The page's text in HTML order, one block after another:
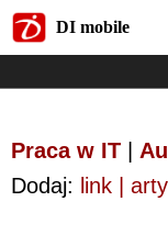
DI mobile
Praca w IT
Dodaj: link |
DI mobile